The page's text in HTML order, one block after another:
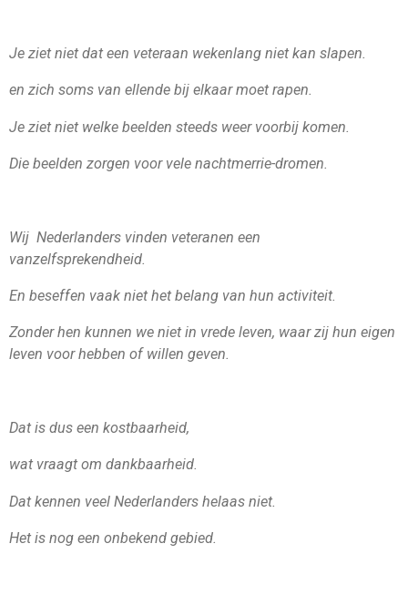
Je ziet niet dat een veteraan wekenlang niet kan slapen.
en zich soms van ellende bij elkaar moet rapen.
Je ziet niet welke beelden steeds weer voorbij komen.
Die beelden zorgen voor vele nachtmerrie-dromen.
Wij Nederlanders vinden veteranen een
vanzelfsprekendheid.
En beseffen vaak niet het belang van hun activiteit.
Zonder hen kunnen we niet in vrede leven, waar zij hun eigen
leven voor hebben of willen geven.
Dat is dus een kostbaarheid,
wat vraagt om dankbaarheid.
Dat kennen veel Nederlanders helaas niet.
Het is nog een onbekend gebied.